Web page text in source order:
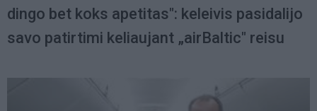
dingo bet koks apetitas": keleivis pasidalijo
savo patirtimi keliaujant „airBaltic" reisu